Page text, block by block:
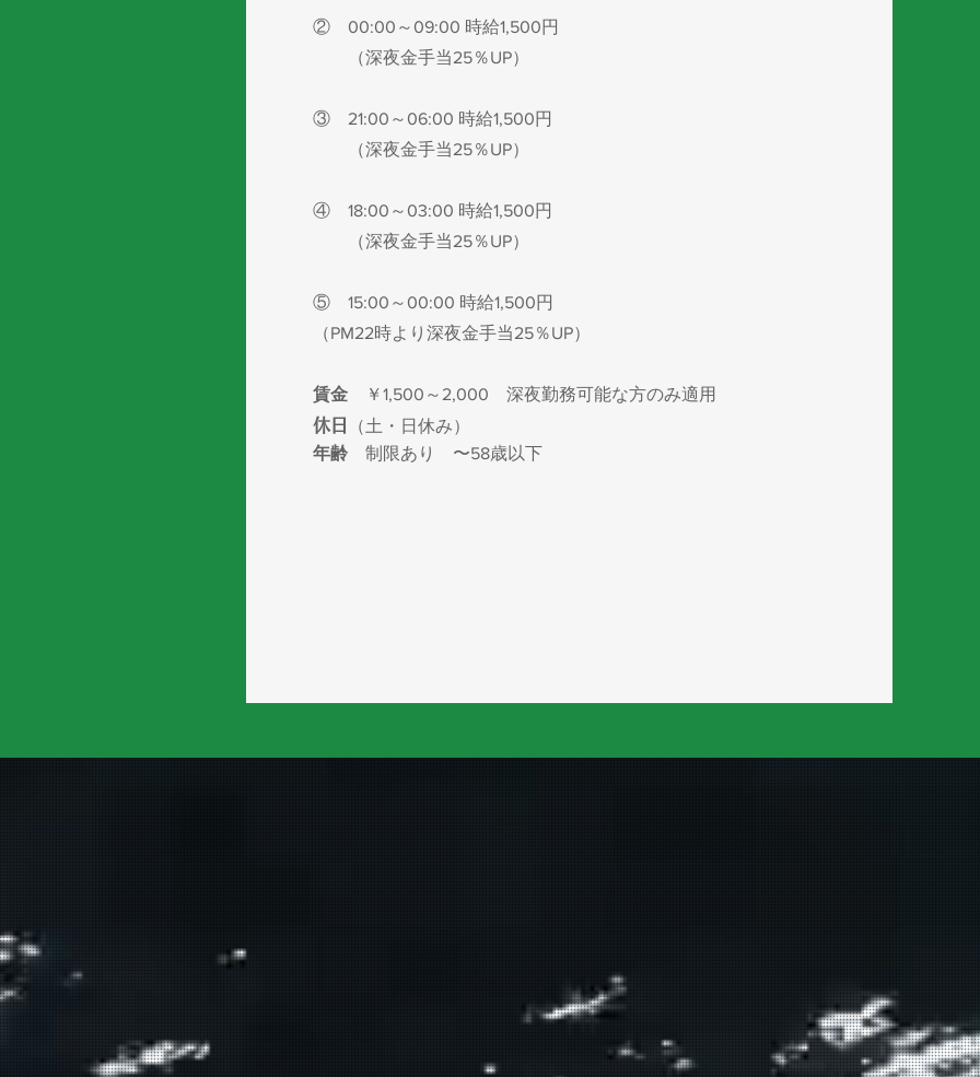
② 00:00～09:00 時給1,500円
（深夜金手当25％UP）
③ 21:00～06:00 時給1,500円​
（深夜金手当25％UP）
④ 18:00～03:00 時給1,500円
（深夜金手当25％UP）
⑤ 15:00～00:00 時給1,500円​
（PM22時より深夜金手当25％UP）
賃金 ￥1,500 ～2,000​ 深夜勤務可能な方のみ適用
休日
（土・日休み）
年齢 制限あり 〜58歳以下